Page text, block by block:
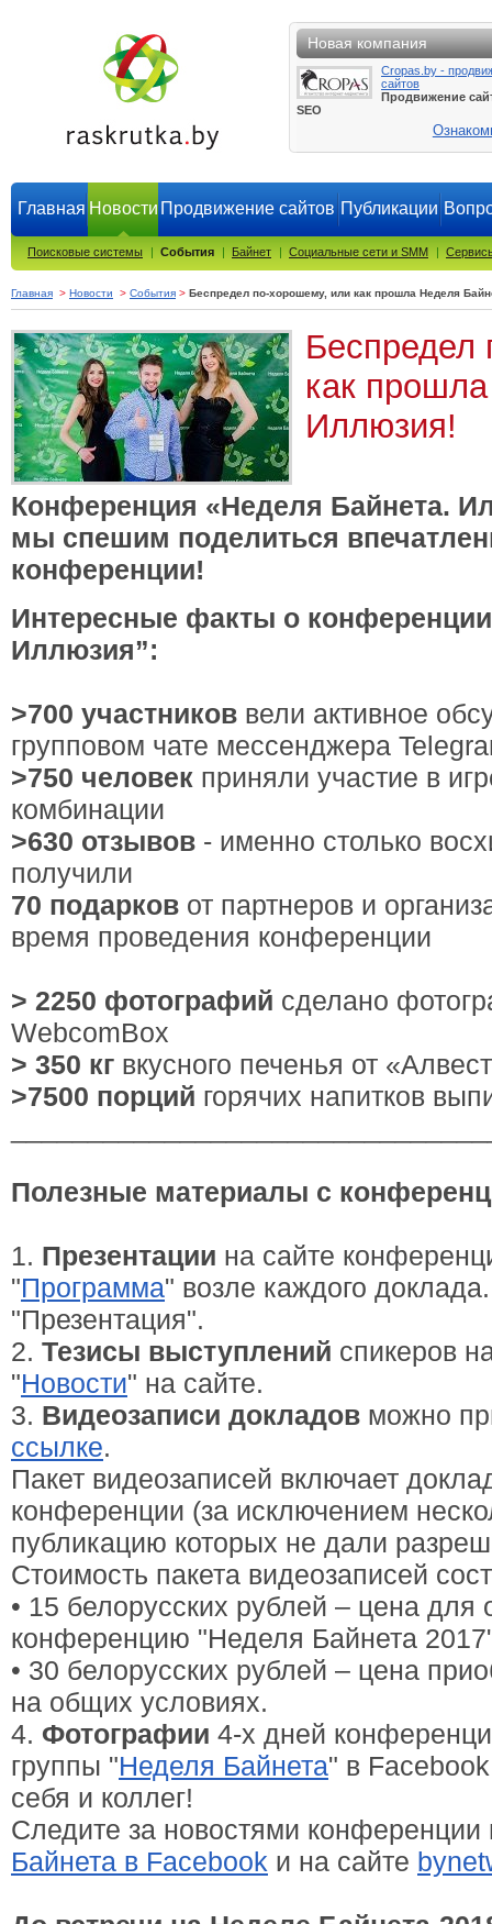
Новая компания
Cropas.by -
сайтов
Продвижение
SEO
Главная Новости Продвижение сайтов Публикации
Поисковые системы | События | Байнет | Социальные сети и SMM |
Главная > Новости > События > Беспредел по-хорошему, или как прошла Неделя
Беспредел
как
Иллюзия!
Конференция «Неделя Байнета.
мы спешим поделиться
конференции!
Интересные факты о
Иллюзия”:
>700 участников вели активное
групповом чате мессенджера
>750 человек приняли участие в
комбинации
>630 отзывов - именно столько
получили
70 подарков от партнеров и
время проведения конференции
> 2250 фотографий сделано
WebcomBox
> 350 кг вкусного печенья от
>7500 порций горячих напитков
Полезные материалы с
1. Презентации на сайте
"Программа" возле каждого
"Презентация".
2. Тезисы выступлений спикеров
"Новости" на сайте.
3. Видеозаписи докладов можно
ссылке.
Пакет видеозаписей включает
конференции (за исключением
публикацию которых не дали
Стоимость пакета видеозаписей
• 15 белорусских рублей – цена для
конференцию "Неделя Байнета
• 30 белорусских рублей – цена
на общих условиях.
4. Фотографии 4-х дней
группы "Неделя Байнета" в
себя и коллег!
Следите за новостями
Байнета в Facebook и на сайте